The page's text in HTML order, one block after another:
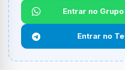
Qual é o desconto máximo?
Não informado ou sem limite.
Funciona em qualquer
Não necessariamente.
Entrar no
Entrar no